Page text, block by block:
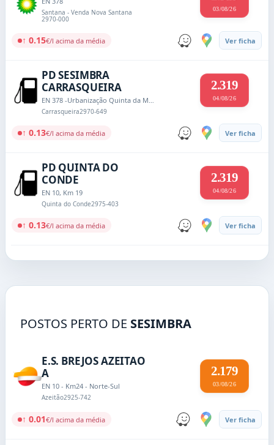
Santana - Venda Nova Santana
2970-000
03/08/26
↑ 0.15€/l acima da média Ver ficha
PD SESIMBRA
CARRASQUEIRA
EN 378 -Urbanização Quinta da Mesquita
Carrasqueira2970-649
2.319
04/08/26
↑ 0.13€/l acima da média Ver ficha
PD QUINTA DO
CONDE
EN 10, Km 19
Quinta do Conde2975-403
2.319
04/08/26
↑ 0.13€/l acima da média Ver ficha
POSTOS PERTO DE SESIMBRA
E.S. BREJOS AZEITAO
A
EN 10 - Km24 - Norte-Sul
Azeitão2925-742
2.179
03/08/26
↑ 0.01€/l acima da média Ver ficha